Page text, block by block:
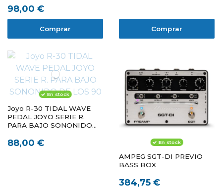
98,00 €
Comprar Comprar
En stock
Joyo R-30 TIDAL WAVE
PEDAL JOYO SERIE R.
PARA BAJO SONONIDO
88,00 € En stock
AMPEG SGT-DI PREVIO
BASS BOX
384,75 €